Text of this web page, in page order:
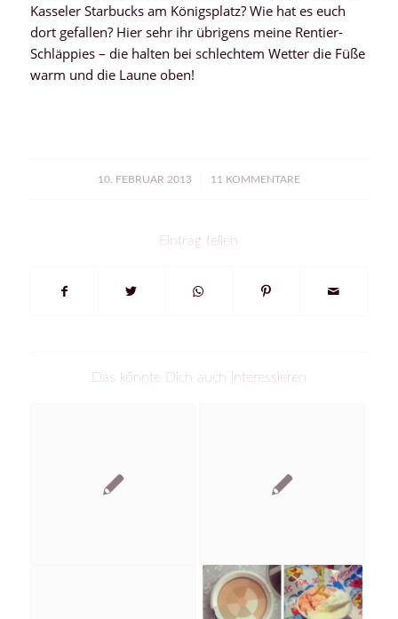
Kasseler Starbucks am Königsplatz? Wie hat es euch
dort gefallen? Hier sehr ihr übrigens meine Rentier-
Schläppies – die halten bei schlechtem Wetter die Füße
warm und die Laune oben!
10. FEBRUAR 2013
/ 11 KOMMENTARE
Eintrag teilen
Das könnte Dich auch interessieren